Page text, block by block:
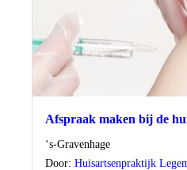
Afspraak maken bij de
Locatie
‘s-Gravenhage
Door: Huisartsenpraktijk